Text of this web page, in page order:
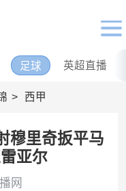
足球 英超直播
西甲
穆里奇扳平马
亚尔
网